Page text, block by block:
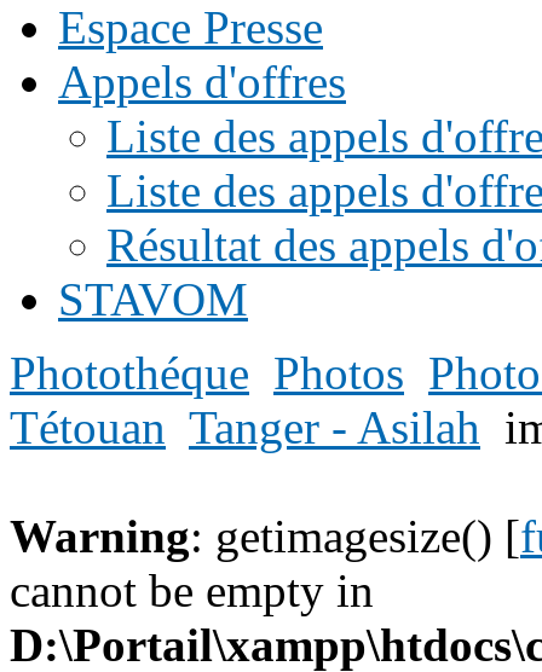
Espace Presse
Appels d'offres
Liste des appels
Liste des appels
Résultat des appels
STAVOM
Photothéque Photos
Tétouan Tanger - Asilah
Warning: getimagesize() [
cannot be empty in